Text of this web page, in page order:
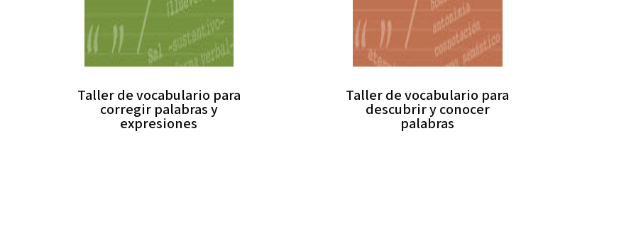
Taller de vocabulario para
corregir palabras y
expresiones
Taller de vocabulario para
descubrir y conocer
palabras